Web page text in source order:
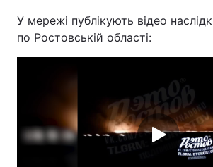
Інтерв'ю
Послуги
У мережі публікують відео
по Ростовській області: